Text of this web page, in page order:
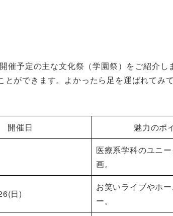
催予定の主な文化祭（学園祭）をご紹介し
ができます。よかったら足を運ばれてみ
開催日 魅力のポ
医療系学科のユニ
画。
日)
お笑いライブやホ
ー。